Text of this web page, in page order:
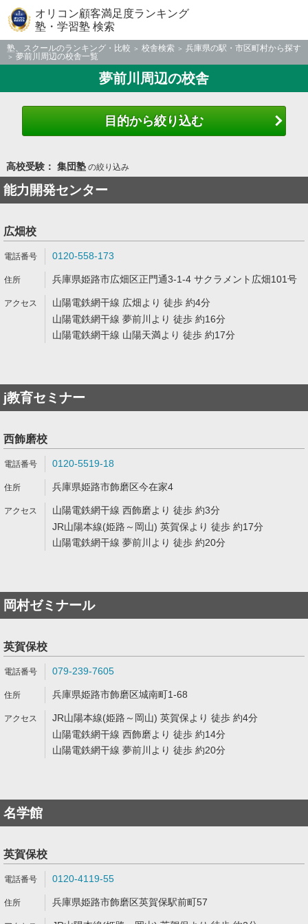
オリコン顧客満足度ランキング
塾・学習塾 検索
塾、スクールのランキング・比較 校舎検索
兵庫県の駅・市区町村から探す
夢前川周辺の校舎一覧
夢前川周辺の校舎
目的から絞り込む
高校受験： 集団塾の絞り込み
能力開発センター
広畑校
0120-558-173
兵庫県姫路市広畑区正門通3-1-4 サクラメント広畑101号
山陽電鉄網干線 広畑より 徒歩 約4分
山陽電鉄網干線 夢前川より 徒歩 約16分
山陽電鉄網干線 山陽天満より 徒歩 約17分
j教育セミナー
西飾磨校
0120-5519-18
兵庫県姫路市飾磨区今在家4
山陽電鉄網干線 西飾磨より 徒歩 約3分
JR山陽本線(姫路～岡山) 英賀保より 徒歩 約17分
山陽電鉄網干線 夢前川より 徒歩 約20分
岡村ゼミナール
英賀保校
079-239-7605
兵庫県姫路市飾磨区城南町1-68
JR山陽本線(姫路～岡山) 英賀保より 徒歩 約4分
山陽電鉄網干線 西飾磨より 徒歩 約14分
山陽電鉄網干線 夢前川より 徒歩 約20分
名学館
英賀保校
0120-4119-55
兵庫県姫路市飾磨区英賀保駅前町57